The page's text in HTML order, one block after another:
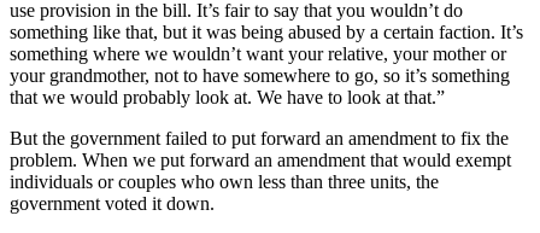
use provision in the bill. It’s fair to say that you wouldn’t do
something like that, but it was being abused by a certain faction. It’s
something where we wouldn’t want your relative, your mother or
your grandmother, not to have somewhere to go, so it’s something
that we would probably look at. We have to look at that.”
But the government failed to put forward an amendment to fix the
problem. When we put forward an amendment that would exempt
individuals or couples who own less than three units, the
government voted it down.